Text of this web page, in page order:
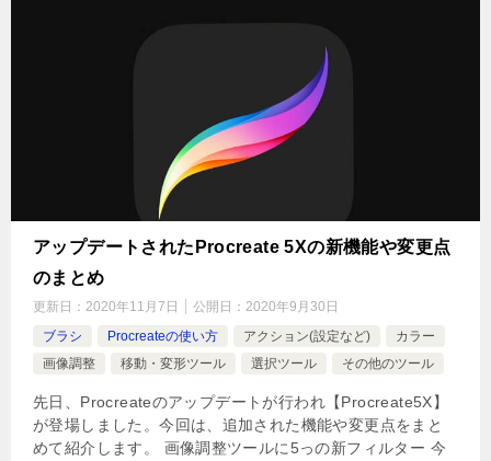
アップデートされたProcreate 5Xの新機能や変更点
のまとめ
更新日： 2020年11月7日 公開日： 2020年9月30日
ブラシ
Procreateの使い方 アクション(設定など)
カラー
画像調整
移動・変形ツール 選択ツール その他のツール
先日、Procreateのアップデートが行われ【Procreate5X】
が登場しました。今回は、追加された機能や変更点をまと
めて紹介します。 画像調整ツールに5っの新フィルター 今